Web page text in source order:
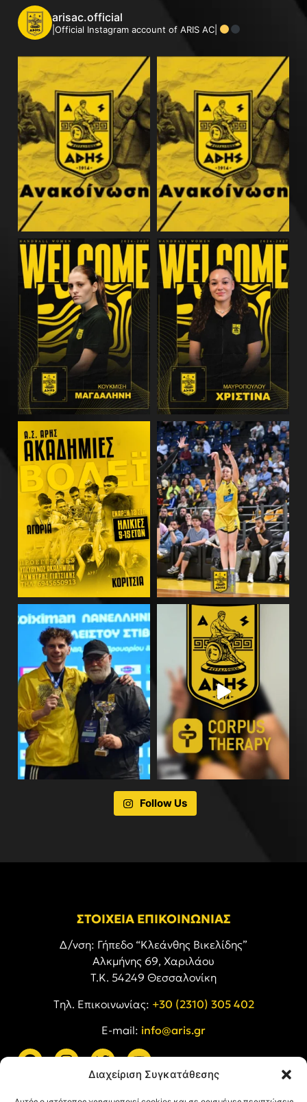
Διαχείριση Συγκατάθεσης
arisac.official
|Official Instagram account of ARIS AC|
Follow Us
ΣΤΟΙΧΕΙΑ ΕΠΙΚΟΙΝΩΝΙΑΣ
Δ/νση: Γήπεδο “Κλεάνθης Βικελίδης”
Αλκμήνης 69, Χαριλάου
Τ.Κ. 54249 Θεσσαλονίκη
Tηλ. Επικοινωνίας: +30 (2310) 305 402
E-mail: info@aris.gr